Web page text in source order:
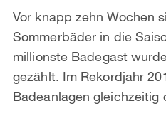
Vor knapp zehn Wochen
Sommerbäder in die
millionste Badegast
gezählt. Im Rekordjahr
Badeanlagen gleichzeitig